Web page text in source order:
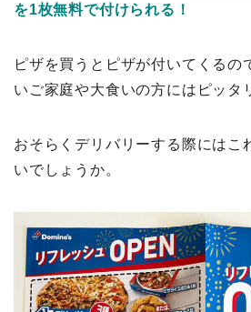
を1枚無料で付けられる！
ピザを買うとピザが付いてくるの
いご家庭や大食いの方にはピッタ
おそらくデリバリーする際にはこ
いでしょうか。